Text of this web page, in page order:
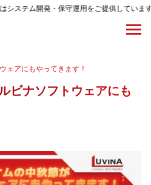
守運用をご提供しています。
ェアにもやってきます！
ビナソフトウェアにも